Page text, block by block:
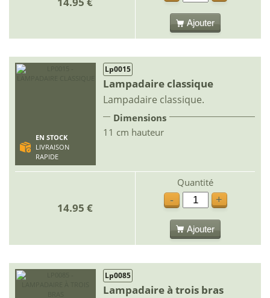
Ajouter
EN STOCK
LIVRAISON
RAPIDE
Lp0015
Lampadaire classique
Lampadaire classique.
Dimensions
11 cm hauteur
14.95 €
Quantité
-
+
Ajouter
Lp0085
Lampadaire à trois bras